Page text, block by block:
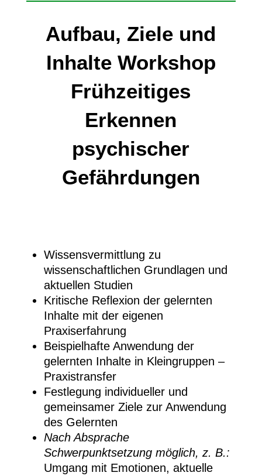
Aufbau, Ziele und
Inhalte Workshop
Frühzeitiges
Erkennen
psychischer
Gefährdungen
Wissensvermittlung zu
wissenschaftlichen Grundlagen und
aktuellen Studien
Kritische Reflexion der gelernten
Inhalte mit der eigenen
Praxiserfahrung
Beispielhafte Anwendung der
gelernten Inhalte in Kleingruppen –
Praxistransfer
Festlegung individueller und
gemeinsamer Ziele zur Anwendung
des Gelernten
Nach Absprache
Schwerpunktsetzung möglich, z. B.:
Umgang mit Emotionen, aktuelle